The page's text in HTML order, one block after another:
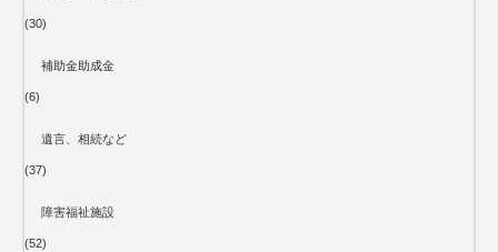
(30)
補助金助成金
(6)
遺言、相続など
(37)
障害福祉施設
(52)